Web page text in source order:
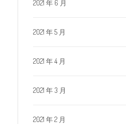
2021 年 6 月
2021 年 5 月
2021 年 4 月
2021 年 3 月
2021 年 2 月